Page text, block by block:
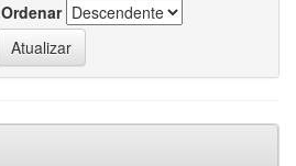
Ordenar